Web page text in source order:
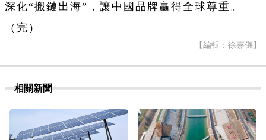
深化“搬鏈出海”，讓中國品牌贏得全球尊重。
（完）
【編輯：徐嘉儀】
相關新聞